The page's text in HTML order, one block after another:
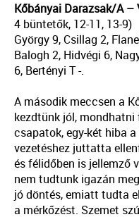
Kőbányai Darazsak/A –
4 büntetők, 12-11, 13-9)
György 9, Csillag 2,
Balogh 2, Hidvégi 6,
6, Bertényi T -.
A második meccsen a
kezdtünk jól,
csapatok, egy-két hiba
vezetéshez juttatta
és félidőben is jellemző
nem tudtunk igazán
jó döntés, emiatt tudta
a mérkőzést. Szemet